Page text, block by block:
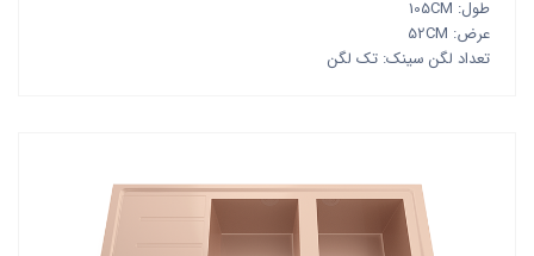
طول: 105CM
عرض: 52CM
تعداد لگن سینک: تک لگن